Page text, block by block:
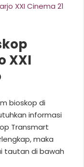
XXI Cinema 21
XXI
bioskop di
informasi
Transmart
maka
tautan di bawah